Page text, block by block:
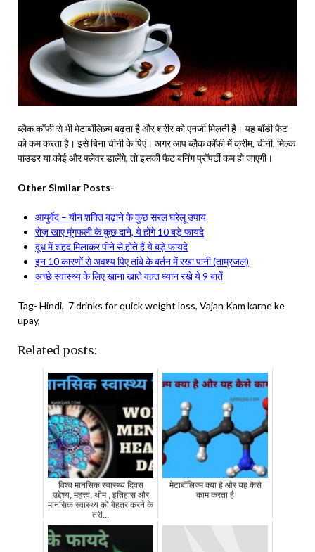
ब्लैक कॉफी से भी मेटाबॉलिज़्म बढ़ता है और शरीर को एनर्जी मिलती है। यह बॉडी फैट
को कम करता है। इसे बिना चीनी के पिएं। अगर आप ब्लैक कॉफी में क्रीम, चीनी, मिल्क
पाउडर या कोई और फ्लेवर डालेंगे, तो इसकी फैट बर्निंग प्रॉपर्टी कम हो जाएगी।
Other Similar Posts-
आयुर्वेद – यौन शक्ति बढ़ाने के कुछ सरल घरेलू उपाय
रोज़ खाए मूंगफली के कुछ दाने, ये होंगे 10 बड़े फायदे
दूध में शहद मिलाकर पीने से होते हैं ये बड़े फायदे
इन 10 कारणों से अवश्य पिए तांबे के बर्तन में रखा पानी (ताम्रजल)
अच्छे स्वास्थ्य के लिए खाना खाते वक़्त ध्यान रखे ये 9 बातें
Tag- Hindi, 7 drinks for quick weight loss, Vajan Kam karne ke
upay,
Related posts:
विश्व मानसिक स्वास्थ्य दिवस
उद्देश्य, महत्त्व, थीम , इतिहास और
मानसिक स्वास्थ्य को बेहतर करने के
तरी...
मेटाबॉलिज्म क्या है और यह कैसे
काम करता है